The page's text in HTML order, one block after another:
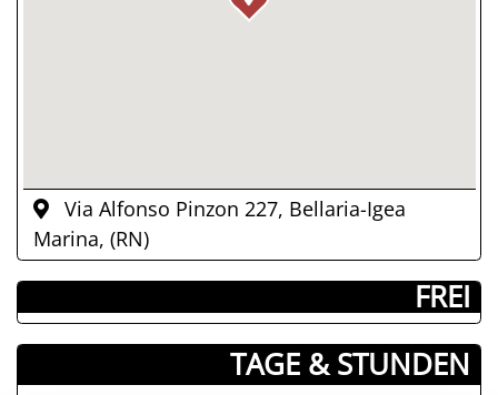
Via Alfonso Pinzon 227, Bellaria-Igea
Marina, (RN)
­ FREI
TAGE & STUNDEN